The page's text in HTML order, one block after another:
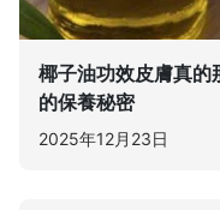
椰子油功效皮膚真的
的保養秘密
2025年12月23日